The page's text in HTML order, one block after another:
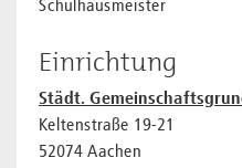
Schulhausmeister
Einrichtung
Städt.
Keltenstraße 19-21
52074 Aachen